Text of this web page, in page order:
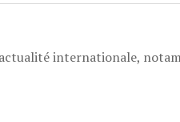
internationale,